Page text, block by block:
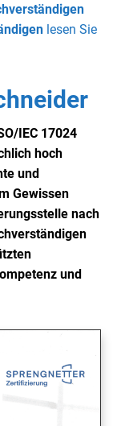
lesen Sie
IEC 17024
hoch
und
Gewissen
nach
und